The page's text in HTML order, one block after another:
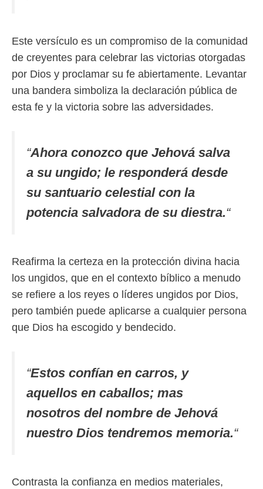
Este versículo es un compromiso de la comunidad
de creyentes para celebrar las victorias otorgadas
por Dios y proclamar su fe abiertamente. Levantar
una bandera simboliza la declaración pública de
esta fe y la victoria sobre las adversidades.
“Ahora conozco que Jehová salva
a su ungido; le responderá desde
su santuario celestial con la
potencia salvadora de su diestra.“
Reafirma la certeza en la protección divina hacia
los ungidos, que en el contexto bíblico a menudo
se refiere a los reyes o líderes ungidos por Dios,
pero también puede aplicarse a cualquier persona
que Dios ha escogido y bendecido.
“Estos confían en carros, y
aquellos en caballos; mas
nosotros del nombre de Jehová
nuestro Dios tendremos memoria.“
Contrasta la confianza en medios materiales,